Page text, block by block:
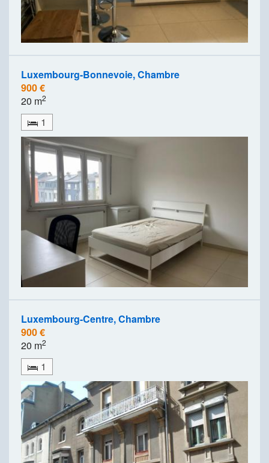
Luxembourg-Bonnevoie, Chambre
900 €
20 m2
1
Luxembourg-Centre, Chambre
900 €
20 m2
1